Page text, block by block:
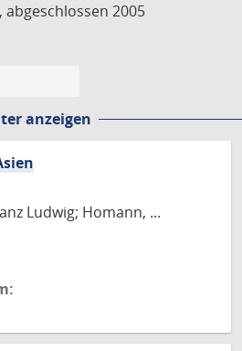
abgeschlossen 2005
anzeigen
Ludwig; Homann, ...